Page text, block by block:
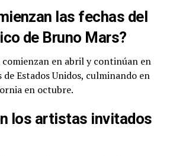
las fechas del
de Bruno Mars?
comienzan en abril y continúan en
Estados Unidos, culminando en
en octubre.
los artistas invitados